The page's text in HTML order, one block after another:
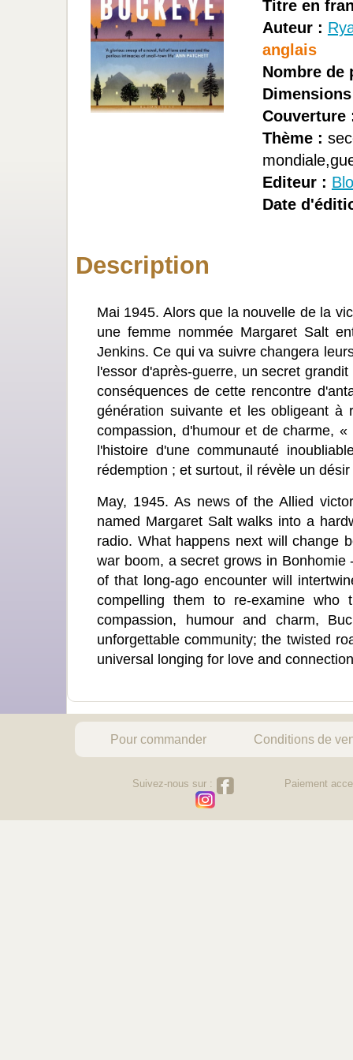
Titre en
Auteur :
anglais
Nombre de
Couverture
Thème :
Editeur :
Date
Description
Mai 1945. Alors que la nouvelle de la
une femme nommée Margaret Salt
Jenkins. Ce qui va suivre changera
l'essor d'après-guerre, un secret
conséquences de cette rencontre
génération suivante et les obligeant à
compassion, d'humour et de charme,
l'histoire d'une communauté
rédemption ; et surtout, il révèle un
May, 1945. As news of the Allied
named Margaret Salt walks into a
radio. What happens next will change
war boom, a secret grows in
of that long-ago encounter will
compelling them to re-examine
compassion, humour and charm,
unforgettable community; the twisted
universal longing for love and
Pour commander Conditions de
Suivez-nous sur : Paiement